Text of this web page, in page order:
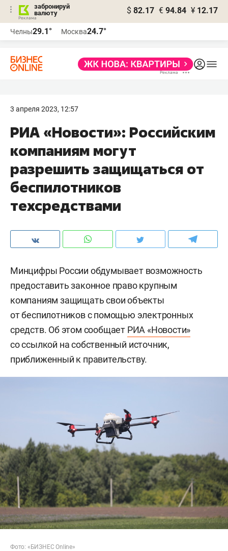
забронируй
валюту
$ 82.17 € 94.84 ¥ 12.17
Челны29.1° Москва24.7°
3 апреля 2023, 12:57
РИА «Новости»: Российским
компаниям могут
разрешить защищаться от
беспилотников
техсредствами
Минцифры России обдумывает возможность
предоставить законное право крупным
компаниям защищать свои объекты
от беспилотников с помощью электронных
средств. Об этом сообщает РИА «Новости»
со ссылкой на собственный источник,
приближенный к правительству.
Фото: «БИЗНЕС Online»